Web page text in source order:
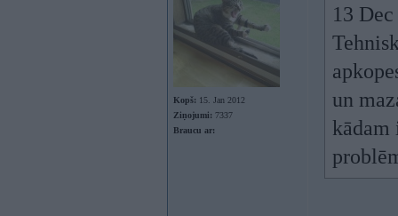
Kopš: 15. Jan 2012
Ziņojumi: 7337
Braucu ar:
13
un
kādam